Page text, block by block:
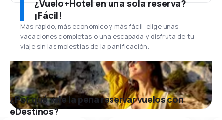
¿Vuelo+Hotel en una sola reserva?
¡Fácil!
Más rápido, más económico y más fácil: elige unas
vacaciones completas o una escapada y disfruta de tu
viaje sin las molestias de la planificación.
¿Por qué vale la pena reservar vuelos con
eDestinos?